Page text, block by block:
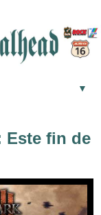
▼
Este fin de